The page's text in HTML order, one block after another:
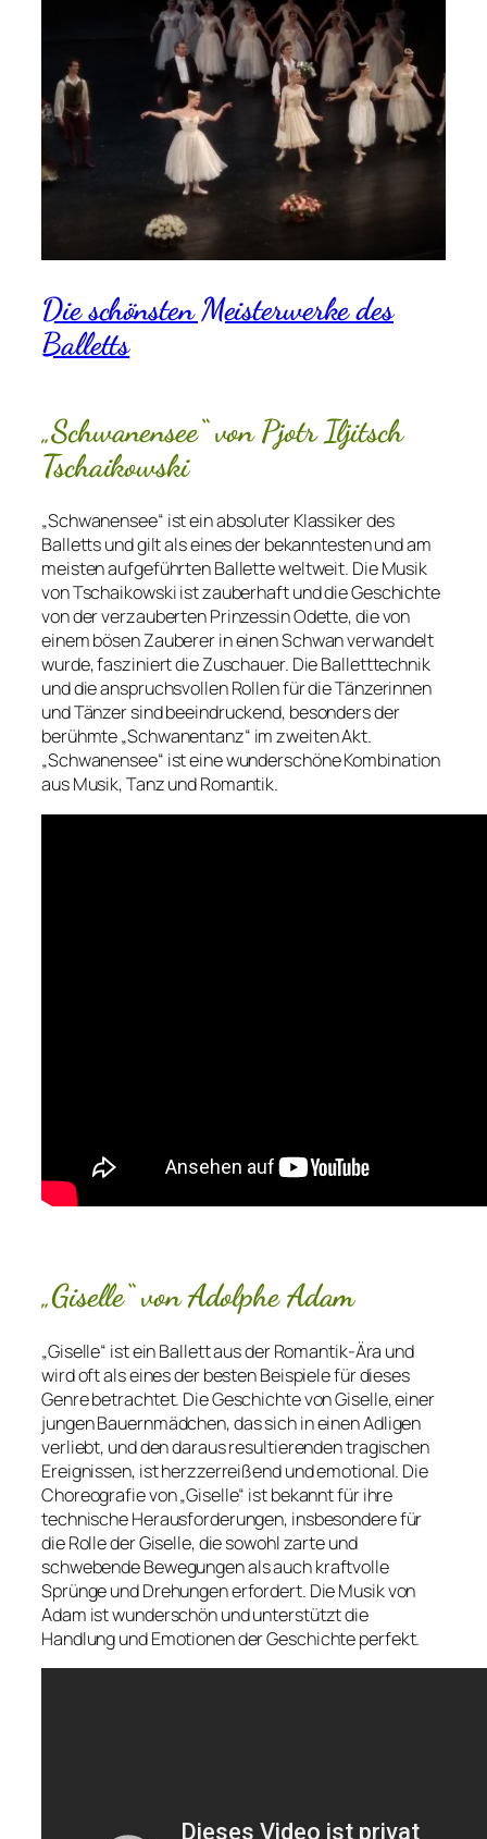
Die schönsten Meisterwerke des
Balletts
„Schwanensee“ von Pjotr Iljitsch
Tschaikowski
„Schwanensee“ ist ein absoluter Klassiker des
Balletts und gilt als eines der bekanntesten und am
meisten aufgeführten Ballette weltweit. Die Musik
von Tschaikowski ist zauberhaft und die Geschichte
von der verzauberten Prinzessin Odette, die von
einem bösen Zauberer in einen Schwan verwandelt
wurde, fasziniert die Zuschauer. Die Balletttechnik
und die anspruchsvollen Rollen für die Tänzerinnen
und Tänzer sind beeindruckend, besonders der
berühmte „Schwanentanz“ im zweiten Akt.
„Schwanensee“ ist eine wunderschöne Kombination
aus Musik, Tanz und Romantik.
„Giselle“ von Adolphe Adam
„Giselle“ ist ein Ballett aus der Romantik-Ära und
wird oft als eines der besten Beispiele für dieses
Genre betrachtet. Die Geschichte von Giselle, einer
jungen Bauernmädchen, das sich in einen Adligen
verliebt, und den daraus resultierenden tragischen
Ereignissen, ist herzzerreißend und emotional. Die
Choreografie von „Giselle“ ist bekannt für ihre
technische Herausforderungen, insbesondere für
die Rolle der Giselle, die sowohl zarte und
schwebende Bewegungen als auch kraftvolle
Sprünge und Drehungen erfordert. Die Musik von
Adam ist wunderschön und unterstützt die
Handlung und Emotionen der Geschichte perfekt.